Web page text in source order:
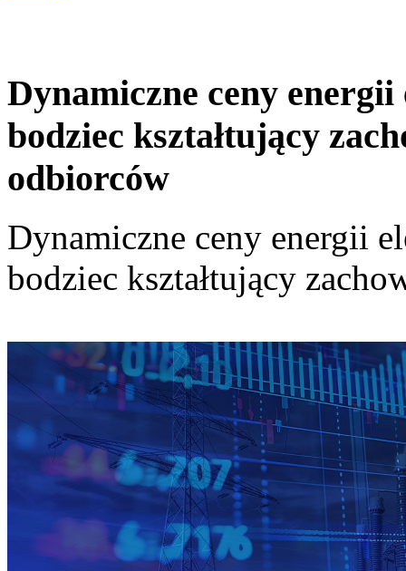
Dynamiczne ceny
bodziec kształtujący
odbiorców
Dynamiczne ceny energii
bodziec kształtujący